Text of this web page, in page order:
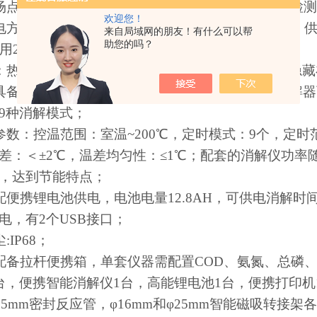
欢迎您！
来自局域网的朋友！有什么可以帮
助您的吗？
点位拍照，1000万像素，支持数据截屏，可关联检
方式：可充电锂电池，电池容量不小于7000mAh
，
220V
额定电源；
热敏行式打印机，
带有打印数据的功能，打印机隐
备
寸触摸屏，有便携式消解器（9孔），台式消解
种消解模式；
数：控温范围：室温~200℃，定时模式：9个，定时
：＜±2℃，温差均匀性：≤1 ℃； 配套的消解仪功率
达到节能特点 ；
便携锂电池供电，电池电量12.8AH ，可供电消解时
，有2个USB接口；
:IP68 ；
备拉杆便携箱，单套仪器需配置COD、氨氮、总磷
，便携智能消解仪1 台，高能锂电池1 台，便携打印机
密封反应管，φ16mm和φ25mm智能磁吸转接架各